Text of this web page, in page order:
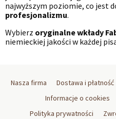
najwyższym poziomie, co jest
profesjonalizmu.
Wybierz oryginalne wkłady
niemieckiej jakości w każdej
Nasza firma Dostawa i płatność
Informacje o cookies
Polityka prywatności